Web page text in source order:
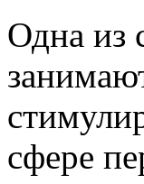
Одна из
сфере